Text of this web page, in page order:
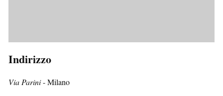
Indirizzo
Via Parini- Milano